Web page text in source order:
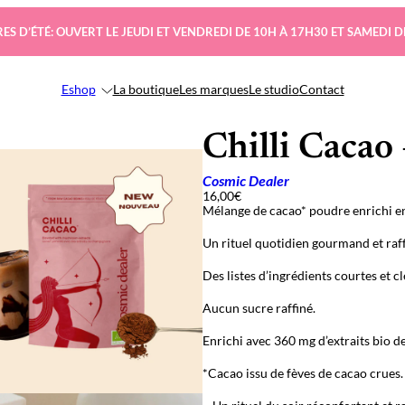
D’ÉTÉ: OUVERT LE JEUDI ET VENDREDI DE 10H À 17H30 ET SAMEDI
Eshop La boutiqueLes marquesLe studioContact
Chilli Cacao
Cosmic Dealer
16,00€
Mélange de cacao* poudre enrichi
Un rituel quotidien gourmand et
Des listes d’ingrédients courtes et
Aucun sucre raffiné.
Enrichi avec 360 mg d’extraits bio
*Cacao issu de fèves de cacao crues.